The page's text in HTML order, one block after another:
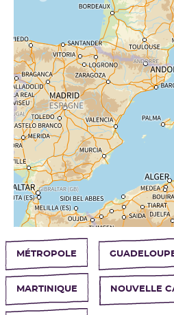
Les formations
MÉTROPOLE
MARTINIQUE NOUVELLE